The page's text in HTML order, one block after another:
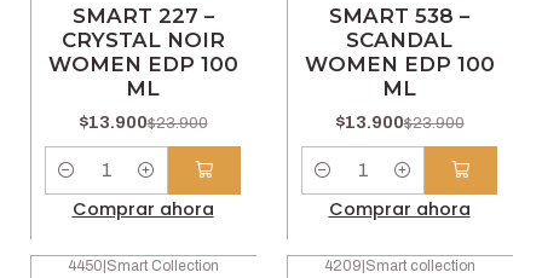
SMART 227 –
CRYSTAL NOIR
WOMEN EDP 100
ML
$13.900$23.900
Cantidad
Comprar ahora
SMART 538 –
SCANDAL
WOMEN EDP 100
ML
$13.900$23.900
Cantidad
Comprar ahora
4450|Smart Collection 4209|Smart collection